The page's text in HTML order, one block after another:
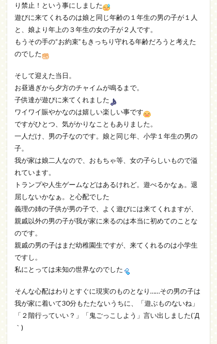
り禁止！という事にしました
遊びに来てくれるのは娘と同じ年齢の１年生の男の子が１人
と、娘より年上の３年生の女の子が２人です。
もうその手の“お約束”もきっちり守れる年齢だろうと考えた
のでした
そして迎えた当日。
お昼過ぎから夕方のチャイムが鳴るまで。
子供達が遊びに来てくれました
ワイワイ賑やかなのは嬉しい楽しい事です
ですがひとつ、気がかりなこともありました。
一人だけ、男の子なのです。娘と同じ年、小学１年生の男の
子。
我が家は娘二人なので、おもちゃ等、女の子らしいもので溢
れています。
トランプや人生ゲームなどはあるけれど。遊べるかなぁ。退
屈しないかなぁ。と心配でした
義理の姉の子供が男の子で、よく遊びには来てくれますが、
親戚以外の男の子が我が家に来るのは本当に初めてのことな
のです。
親戚の男の子はまだ幼稚園生ですが、来てくれるのは小学生
ですし。
私にとっては未知の世界なのでした
そんな心配はわりとすぐに現実のものとなり……その男の子は
我が家に着いて30分もたたないうちに、「遊ぶものないね」
「２階行っていい？」「鬼ごっこしよう」言い出しました(´Д
｀)